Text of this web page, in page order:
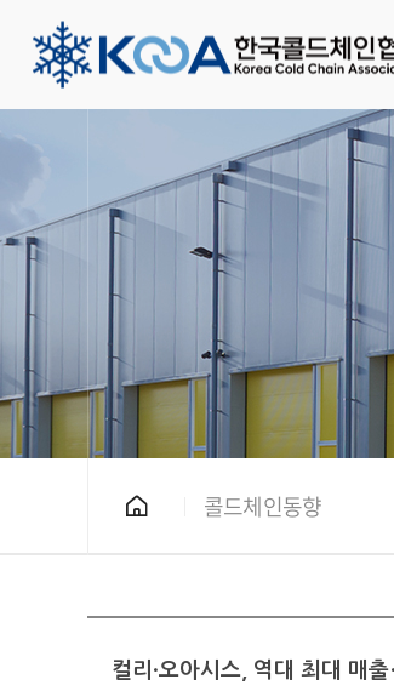
콜드체인동향
컬리·오아시스, 역대 최대 매